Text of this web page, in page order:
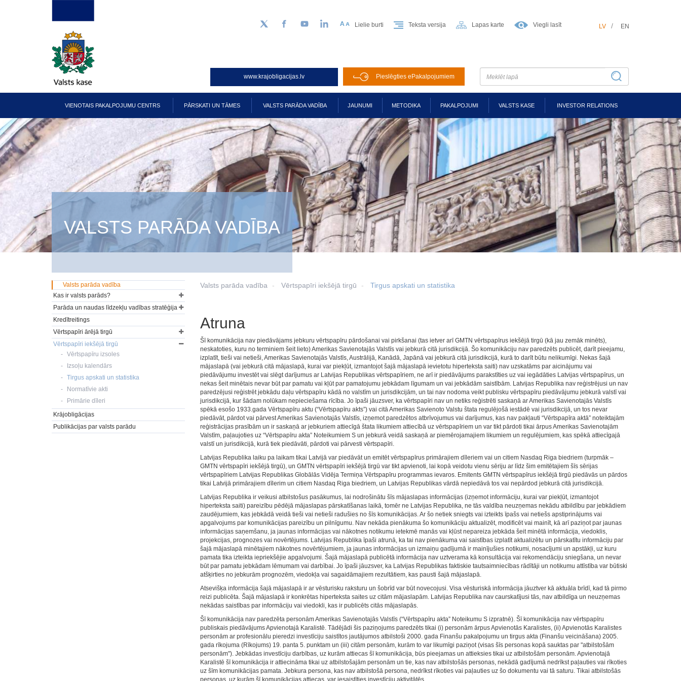
Sekojiet mums Twitter
FacebookYouTubeLinkedIn Lielie burti Teksta versija Lapas karte Viegli lasīt LV EN
www.krajobligacijas.lv Pieslēgties ePakalpojumiem
Galvenā
izvēlne
VIENOTAIS PAKALPOJUMU CENTRS PĀRSKATI UN TĀMES VALSTS PARĀDA VADĪBA JAUNUMI METODIKA PAKALPOJUMI VALSTS KASE INVESTOR RELATIONS
VALSTS PARĀDA VADĪBA
Valsts parāda vadība Vērtspapīri iekšējā tirgū Tirgus apskati un statistika
Atruna
Šī komunikācija nav piedāvājams jebkuru vērtspapīru pārdošanai vai pirkšanai (tas ietver arī GMTN vērtspapīrus iekšējā tirgū (kā jau zemāk minēts),
neskatoties, kuru no terminiem šeit lieto) Amerikas Savienotajās Valstīs vai jebkurā citā jurisdikcijā. Šo komunikāciju nav paredzēts publicēt, darīt pieejamu,
izplatīt, tieši vai netieši, Amerikas Savienotajās Valstīs, Austrālijā, Kanādā, Japānā vai jebkurā citā jurisdikcijā, kurā to darīt būtu nelikumīgi. Nekas šajā
mājaslapā (vai jebkurā citā mājaslapā, kurai var piekļūt, izmantojot šajā mājaslapā ievietotu hiperteksta saiti) nav uzskatāms par aicinājumu vai
piedāvājumu investēt vai slēgt darījumus ar Latvijas Republikas vērtspapīriem, ne arī ir piedāvājums parakstīties uz vai iegādāties Latvijas vērtspapīrus, un
nekas šeit minētais nevar būt par pamatu vai kļūt par pamatojumu jebkādam līgumam un vai jebkādām saistībām. Latvijas Republika nav reģistrējusi un nav
paredzējusi reģistrēt jebkādu daļu vērtspapīru kādā no valstīm un jurisdikcijām, un tai nav nodoma veikt publisku vērtspapīru piedāvājumu jebkurā valstī vai
jurisdikcijā, kur šādam nolūkam nepieciešama rīcība. Jo īpaši jāuzsver, ka vērtspapīri nav un netiks reģistrēti saskaņā ar Amerikas Savienotajās Valstīs
spēkā esošo 1933.gada Vērtspapīru aktu (“Vērtspapīru akts”) vai citā Amerikas Savienoto Valstu štata regulējošā iestādē vai jurisdikcijā, un tos nevar
piedāvāt, pārdot vai pārvest Amerikas Savienotajās Valstīs, izņemot paredzētos atbrīvojumus vai darījumus, kas nav pakļauti “Vērtspapīra aktā” noteiktajām
reģistrācijas prasībām un ir saskaņā ar jebkuriem attiecīgā štata likumiem attiecībā uz vērtspapīriem un var tikt pārdoti tikai ārpus Amerikas Savienotajām
Valstīm, paļaujoties uz “Vērtspapīru akta” Noteikumiem S un jebkurā veidā saskaņā ar piemērojamajiem likumiem un regulējumiem, kas spēkā attiecīgajā
valstī un jurisdikcijā, kurā tiek piedāvāti, pārdoti vai pārvesti vērtspapīri.
Latvijas Republika laiku pa laikam tikai Latvijā var piedāvāt un emitēt vērtspapīrus primārajiem dīleriem vai un citiem Nasdaq Riga biedriem (turpmāk –
GMTN vērtspapīri iekšējā tirgū), un GMTN vērtspapīri iekšējā tirgū var tikt apvienoti, lai kopā veidotu vienu sēriju ar līdz šim emitētajiem šīs sērijas
vērtspapīriem Latvijas Republikas Globālās Vidēja Termiņa Vērtspapīru programmas ievaros. Emitents GMTN vērtspapīrus iekšējā tirgū piedāvās un pārdos
tikai Latvijā primārajiem dīlerim un citiem Nasdaq Riga biedriem, un Latvijas Republikas vārdā nepiedāvā tos vai nepārdod jebkurā citā jurisdikcijā.
Latvijas Republika ir veikusi atbilstošus pasākumus, lai nodrošinātu šīs mājaslapas informācijas (izņemot informāciju, kurai var piekļūt, izmantojot
hiperteksta saiti) pareizību pēdējā mājaslapas pārskatīšanas laikā, tomēr ne Latvijas Republika, ne tās valdība neuzņemas nekādu atbildību par jebkādiem
zaudējumiem, kas jebkādā veidā tieši vai netieši radušies no šīs komunikācijas. Ar šo netiek sniegts vai izteikts īpašs vai netiešs apstiprinājums vai
apgalvojums par komunikācijas pareizību un pilnīgumu. Nav nekāda pienākuma šo komunikāciju aktualizēt, modificēt vai mainīt, kā arī paziņot par jaunas
informācijas saņemšanu, ja jaunas informācijas vai nākotnes notikumu ietekmē manās vai kļūst nepareiza jebkāda šeit minētā informācija, viedoklis,
projekcijas, prognozes vai novērtējums. Latvijas Republika īpaši atrunā, ka tai nav pienākuma vai saistības izplatīt aktualizētu un pārskatītu informāciju par
šajā mājaslapā minētajiem nākotnes novērtējumiem, ja jaunas informācijas un izmaiņu gadījumā ir mainījušies notikumi, nosacījumi un apstākļi, uz kuru
pamata tika izteikta iepriekšējie apgalvojumi. Šajā mājaslapā publicētā informācija nav uztverama kā konsultācija vai rekomendāciju sniegšana, un nevar
būt par pamatu jebkādam lēmumam vai darbībai. Jo īpaši jāuzsver, ka Latvijas Republikas faktiskie tautsaimniecības rādītāji un notikumu attīstība var būtiski
atšķirties no jebkurām prognozēm, viedokļa vai sagaidāmajiem rezultātiem, kas pausti šajā mājaslapā.
Atsevišķa informācija šajā mājaslapā ir ar vēsturisku raksturu un šobrīd var būt novecojusi. Visa vēsturiskā informācija jāuztver kā aktuāla brīdī, kad tā pirmo
reizi publicēta. Šajā mājaslapā ir konkrētas hiperteksta saites uz citām mājaslapām. Latvijas Republika nav caurskatījusi tās, nav atbildīga un neuzņemas
nekādas saistības par informāciju vai viedokli, kas ir publicēts citās mājaslapās.
Šī komunikācija nav paredzēta personām Amerikas Savienotajās Valstīs (“Vērtspapīru akta” Noteikumu S izpratnē). Šī komunikācija nav vērtspapīru
publiskais piedāvājums Apvienotajā Karalistē. Tādējādi šis paziņojums paredzēts tikai (i) personām ārpus Apvienotās Karalistes, (ii) Apvienotās Karalistes
personām ar profesionālu pieredzi investīciju saistītos jautājumos atbilstoši 2000. gada Finanšu pakalpojumu un tirgus akta (Finanšu veicināšana) 2005.
gada rīkojuma (Rīkojums) 19. panta 5. punktam un (iii) citām personām, kurām to var likumīgi paziņot (visas šīs personas kopā sauktas par "atbilstošām
personām"). Jebkādas investīciju darbības, uz kurām attiecas šī komunikācija, būs pieejamas un attieksies tikai uz atbilstošām personām. Apvienotajā
Karalistē šī komunikācija ir attiecināma tikai uz atbilstošajām personām un tie, kas nav atbilstošās personas, nekādā gadījumā nedrīkst paļauties vai rīkoties
uz šīm komunikācijas pamata. Jebkura persona, kas nav atbilstošā persona, nedrīkst rīkoties vai paļauties uz šo dokumentu vai tā saturu. Tikai atbilstošās
personas, uz kurām šī komunikācijas attiecas, var iesaistīties investīciju aktivitātēs.
Valsts parāda vadība
Kas ir valsts parāds?
Parāda un naudas līdzekļu vadības stratēģija
Kredītreitings
Vērtspapīri ārējā tirgū
Vērtspapīri iekšējā tirgū
Vērtspapīru izsoles
Izsoļu kalendārs
Tirgus apskati un statistika
Normatīvie akti
Primārie dīleri
Krājobligācijas
Publikācijas par valsts parādu